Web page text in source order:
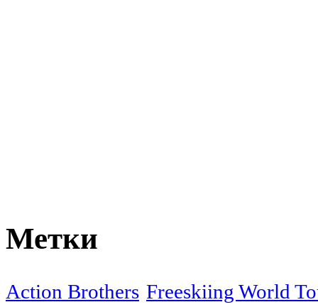
Метки
Action Brothers Freeskiing World